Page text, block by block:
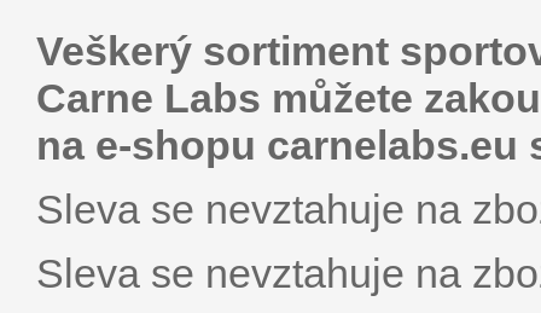
Veškerý sortiment
Carne Labs můžete
na e-shopu carnelabs.eu
Sleva se nevztahuje na
Sleva se nevztahuje na